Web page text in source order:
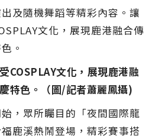
及隨機舞蹈等精彩內容。讓
文化，展現鹿港融合傳
。
COSPLAY文化，展現鹿港融
特色。（圖/記者蕭麗鳳攝)
，眾所矚目的「夜間國際龍
鹿溪熱鬧登場，精彩賽事搭